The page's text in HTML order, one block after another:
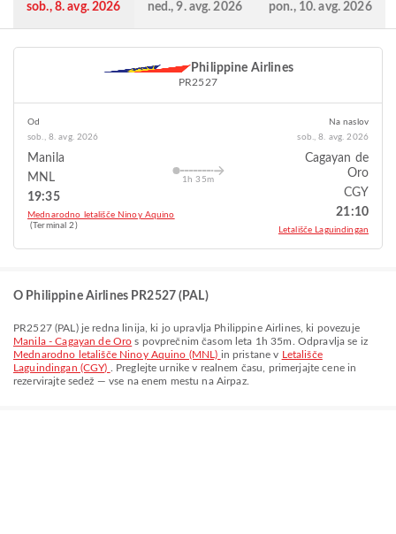
sob., 8. avg. 2026 ned., 9. avg. 2026 pon., 10. avg. 2026
Philippine Airlines
PR2527
Od
sob., 8. avg. 2026
Manila
MNL
19:35
Mednarodno letališče Ninoy Aquino
(Terminal 2)
1h 35m
Na naslov
sob., 8. avg. 2026
Cagayan de
Oro
CGY
21:10
Letališče Laguindingan
O Philippine Airlines PR2527 (PAL)
PR2527(PAL ) je redna linija, ki jo upravlja Philippine Airlines, ki povezuje
Manila - Cagayan de Oro s povprečnim časom leta 1h 35m
. Odpravlja se iz
Mednarodno letališče Ninoy Aquino (MNL) in pristane v Letališče
Laguindingan (CGY)
. Preglejte urnike v realnem času, primerjajte cene in
rezervirajte sedež — vse na enem mestu na Airpaz.